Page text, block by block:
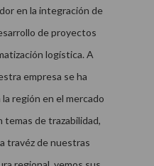
en la integración de
de proyectos
logística. A
empresa se ha
región en el mercado
de trazabilidad,
travéz de nuestras